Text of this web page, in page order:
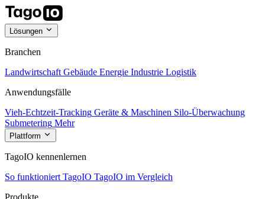
Lösungen
Branchen
Landwirtschaft Gebäude Energie Industrie Logistik
Anwendungsfälle
Vieh-Echtzeit-Tracking Geräte & Maschinen Silo-Überwachung
Submetering Mehr
Plattform
TagoIO kennenlernen
So funktioniert TagoIO TagoIO im Vergleich
Produkte